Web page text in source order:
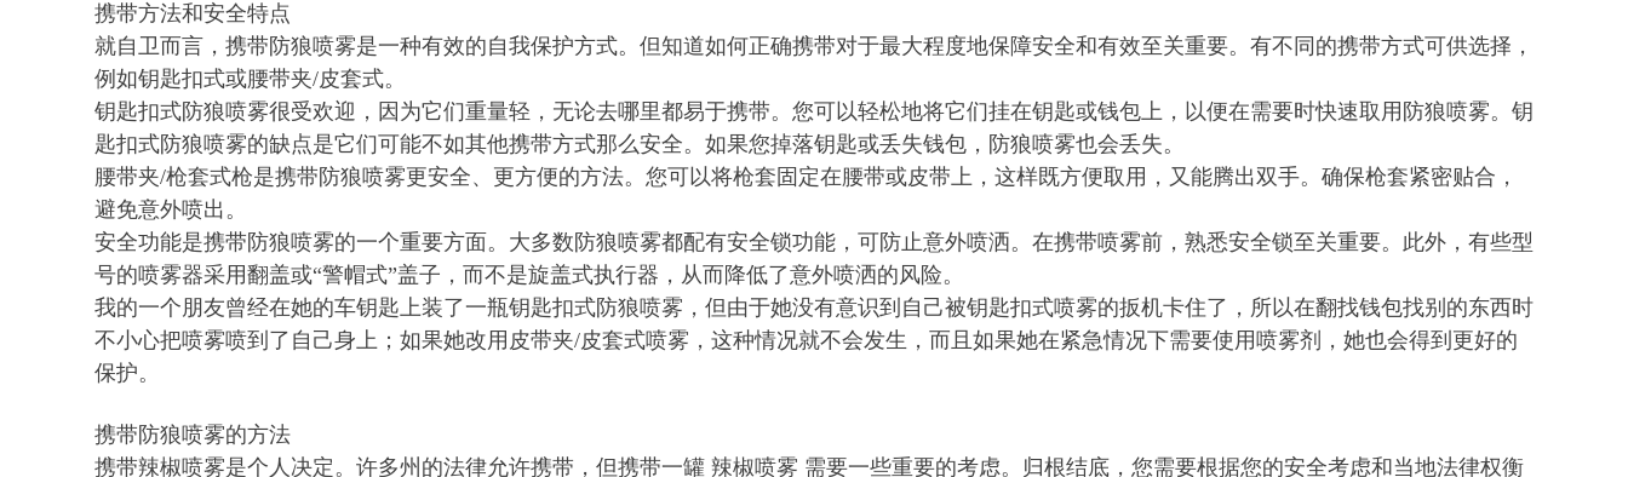
携带方法和安全特点
就自卫而言，携带防狼喷雾是一种有效的自我保护方式。但知道如何正确携带对于最大程度地保障安全和有效至关重要。有不同的携带方式可供选择，
例如钥匙扣式或腰带夹/皮套式。
钥匙扣式防狼喷雾很受欢迎，因为它们重量轻，无论去哪里都易于携带。您可以轻松地将它们挂在钥匙或钱包上，以便在需要时快速取用防狼喷雾。钥
匙扣式防狼喷雾的缺点是它们可能不如其他携带方式那么安全。如果您掉落钥匙或丢失钱包，防狼喷雾也会丢失。
腰带夹/枪套式枪是携带防狼喷雾更安全、更方便的方法。您可以将枪套固定在腰带或皮带上，这样既方便取用，又能腾出双手。确保枪套紧密贴合，
避免意外喷出。
安全功能是携带防狼喷雾的一个重要方面。大多数防狼喷雾都配有安全锁功能，可防止意外喷洒。在携带喷雾前，熟悉安全锁至关重要。此外，有些型
号的喷雾器采用翻盖或“警帽式”盖子，而不是旋盖式执行器，从而降低了意外喷洒的风险。
我的一个朋友曾经在她的车钥匙上装了一瓶钥匙扣式防狼喷雾，但由于她没有意识到自己被钥匙扣式喷雾的扳机卡住了，所以在翻找钱包找别的东西时
不小心把喷雾喷到了自己身上；如果她改用皮带夹/皮套式喷雾，这种情况就不会发生，而且如果她在紧急情况下需要使用喷雾剂，她也会得到更好的
保护。
携带防狼喷雾的方法
携带辣椒喷雾是个人决定。许多州的法律允许携带，但携带一罐 辣椒喷雾 需要一些重要的考虑。归根结底，您需要根据您的安全考虑和当地法律权衡